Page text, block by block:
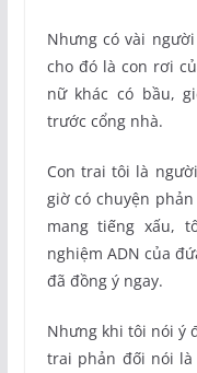
Nhưng có vài
cho đó là con rơi
nữ khác có bầu,
trước cổng nhà.
Con trai tôi là
giờ có chuyện
mang tiếng xấu,
nghiệm ADN của
đã đồng ý ngay.
Nhưng khi tôi nói ý
trai phản đối nói